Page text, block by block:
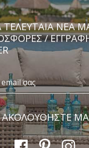
ΝΈΑ
/
ΑΚΟΛΟΥΘΗΣΤΕ